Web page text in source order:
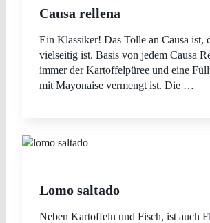
Causa rellena
Ein Klassiker! Das Tolle an Causa ist,
vielseitig ist. Basis von jedem Causa
immer der Kartoffelpüree und eine
mit Mayonaise vermengt ist. Die …
Lomo saltado
Neben Kartoffeln und Fisch, ist auch